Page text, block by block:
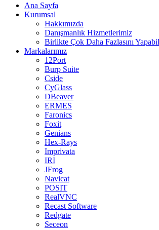
Ana Sayfa
Kurumsal
Hakkımızda
Danışmanlık Hizmetlerimiz
Birlikte Çok Daha Fazlasını
Markalarımız
12Port
Burp Suite
Cside
CyGlass
DBeaver
ERMES
Faronics
Foxit
Genians
Hex-Rays
Imprivata
IRI
JFrog
Navicat
POSIT
RealVNC
Recast Software
Redgate
Seceon